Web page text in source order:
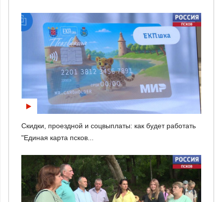
Скидки, проездной и соцвыплаты: как будет работать
"Единая карта псков...